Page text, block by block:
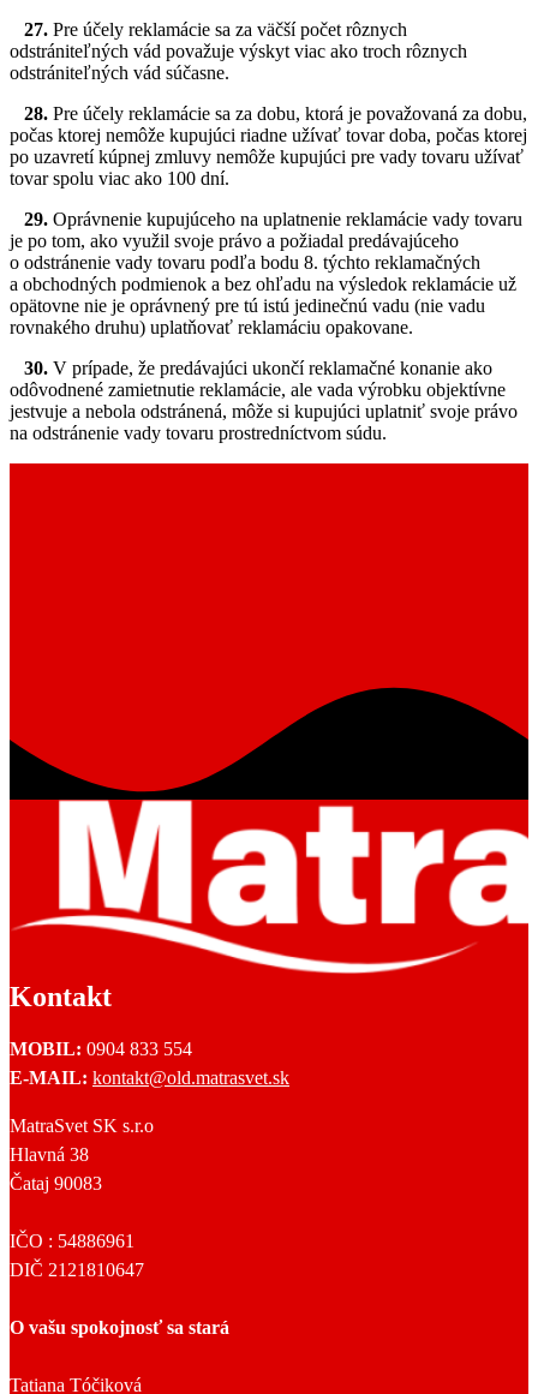
27. Pre účely reklamácie sa za väčší počet rôznych
odstrániteľných vád považuje výskyt viac ako troch rôznych
odstrániteľných vád súčasne.
28. Pre účely reklamácie sa za dobu, ktorá je považovaná za dobu,
počas ktorej nemôže kupujúci riadne užívať tovar doba, počas ktorej
po uzavretí kúpnej zmluvy nemôže kupujúci pre vady tovaru užívať
tovar spolu viac ako 100 dní.
29. Oprávnenie kupujúceho na uplatnenie reklamácie vady tovaru
je po tom, ako využil svoje právo a požiadal predávajúceho
o odstránenie vady tovaru podľa bodu 8. týchto reklamačných
a obchodných podmienok a bez ohľadu na výsledok reklamácie už
opätovne nie je oprávnený pre tú istú jedinečnú vadu (nie vadu
rovnakého druhu) uplatňovať reklamáciu opakovane.
30. V prípade, že predávajúci ukončí reklamačné konanie ako
odôvodnené zamietnutie reklamácie, ale vada výrobku objektívne
jestvuje a nebola odstránená, môže si kupujúci uplatniť svoje právo
na odstránenie vady tovaru prostredníctvom súdu.
Kontakt
MOBIL: 0904 833 554
E-MAIL: kontakt@old.matrasvet.sk
MatraSvet SK s.r.o
Hlavná 38
Čataj 90083
IČO : 54886961
DIČ 2121810647
O vašu spokojnosť sa stará
Tatiana Tóčiková